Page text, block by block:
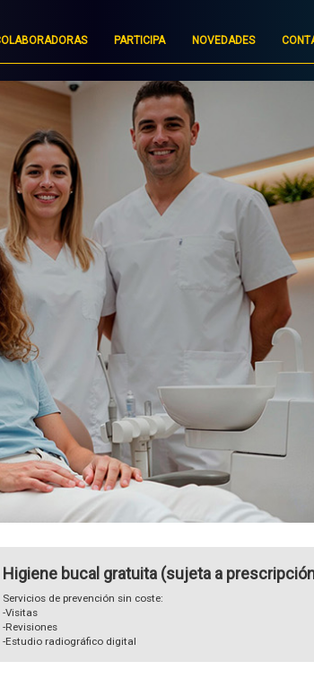
PARTICIPA NOVEDADES
Higiene bucal gratuita (sujeta a
Servicios de prevención sin coste:
-Visitas
-Revisiones
-Estudio radiográfico digital